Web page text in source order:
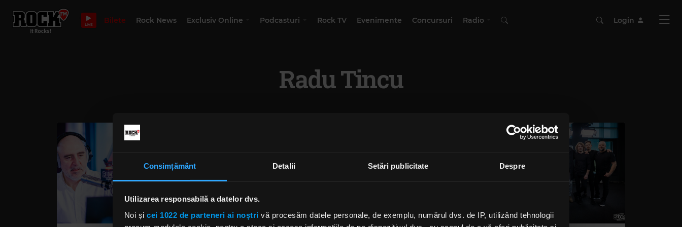
Consimțământ Detalii Setări publicitate Despre
Utilizarea responsabilă a datelor dvs.
Noi și cei 1022 de parteneri ai noștri vă procesăm datele personale, de exemplu, numărul dvs. de IP, utilizând tehnologii
LIVE Bilete Rock News Exclusiv Online Podcasturi Rock TV Evenimente Concursuri Radio Login
Radu Tincu